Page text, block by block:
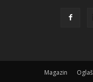
Magazin